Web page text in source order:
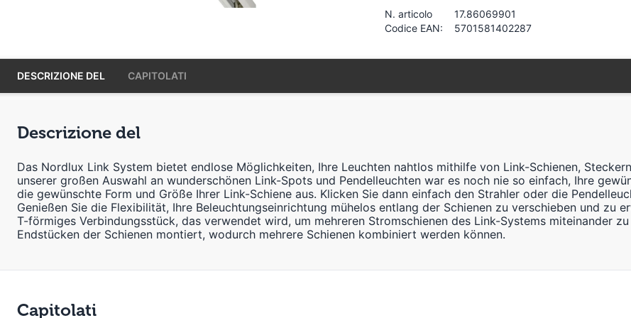
N. articolo
17.86069901
Codice EAN:
5701581402287
DESCRIZIONE DEL CAPITOLATI
Descrizione del
Das Nordlux Link System bietet endlose Möglichkeiten, Ihre Leuchten nahtlos mithilfe von Link-Schienen,
unserer großen Auswahl an wunderschönen Link-Spots und Pendelleuchten war es noch nie so einfach, Ihre
die gewünschte Form und Größe Ihrer Link-Schiene aus. Klicken Sie dann einfach den Strahler oder die
Genießen Sie die Flexibilität, Ihre Beleuchtungseinrichtung mühelos entlang der Schienen zu verschieben und zu
T-förmiges Verbindungsstück, das verwendet wird, um mehreren Stromschienen des Link-Systems miteinander
Endstücken der Schienen montiert, wodurch mehrere Schienen kombiniert werden können.
Capitolati